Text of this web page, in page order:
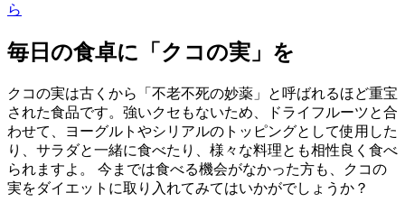
ら
毎日の食卓に「クコの実」を
クコの実は古くから「不老不死の妙薬」と呼ばれるほど重宝
された食品です。強いクセもないため、ドライフルーツと合
わせて、ヨーグルトやシリアルのトッピングとして使用した
り、サラダと一緒に食べたり、様々な料理とも相性良く食べ
られますよ。 今までは食べる機会がなかった方も、クコの
実をダイエットに取り入れてみてはいかがでしょうか？